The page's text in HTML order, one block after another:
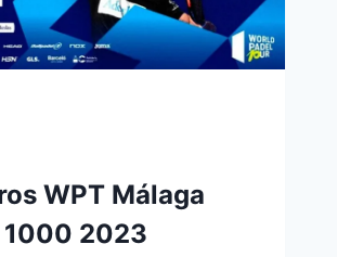
WPT Málaga
1000 2023